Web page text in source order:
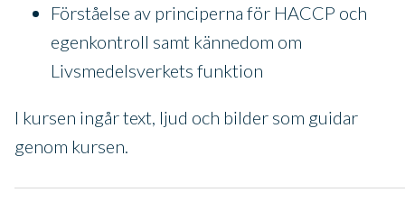
Förståelse av principerna för HACCP och
egenkontroll samt kännedom om
Livsmedelsverkets funktion
I kursen ingår text, ljud och bilder som guidar
genom kursen.